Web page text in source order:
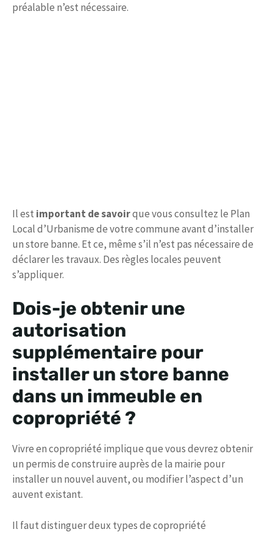
préalable n’est nécessaire.
Il est important de savoirque vous consultez le Plan
Local d’Urbanisme de votre commune avant d’installer
un store banne. Et ce, même s’il n’est pas nécessaire de
déclarer les travaux. Des règles locales peuvent
s’appliquer.
Dois-je obtenir une
autorisation
supplémentaire pour
installer un store banne
dans un immeuble en
copropriété ?
Vivre en copropriété implique que vous devrez obtenir
un permis de construire auprès de la mairie pour
installer un nouvel auvent, ou modifier l’aspect d’un
auvent existant.
Il faut distinguer deux types de copropriété